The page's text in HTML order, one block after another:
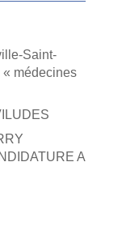
Saint-
médecines
A